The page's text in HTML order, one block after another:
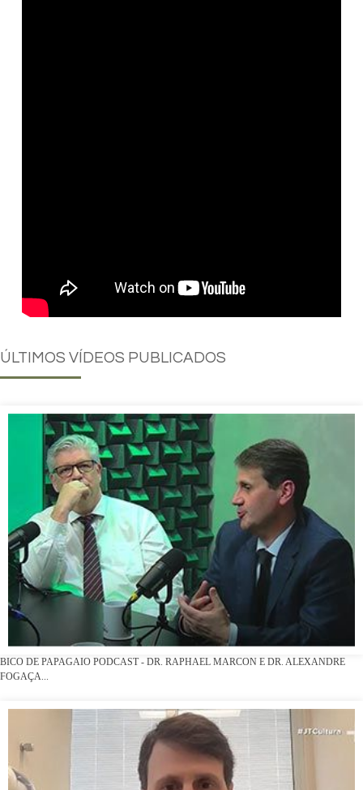
ÚLTIMOS VÍDEOS PUBLICADOS
BICO DE PAPAGAIO PODCAST - DR. RAPHAEL MARCON E DR. ALEXANDRE
FOGAÇA...